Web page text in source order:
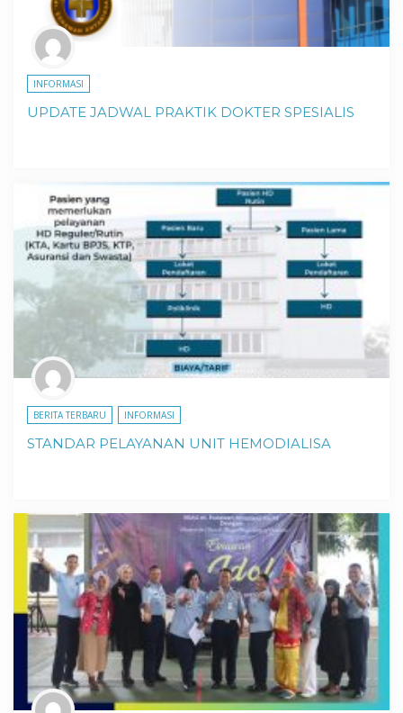
INFORMASI
UPDATE JADWAL PRAKTIK DOKTER SPESIALIS
BERITA TERBARU INFORMASI
STANDAR PELAYANAN UNIT HEMODIALISA